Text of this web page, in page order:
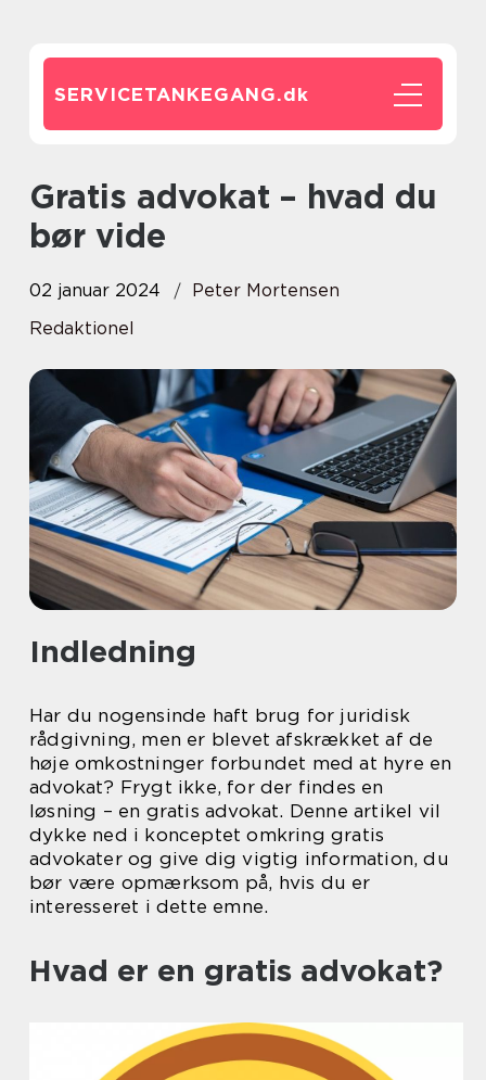
SERVICETANKEGANG.dk
Gratis advokat – hvad du
bør vide
02 januar 2024
Peter Mortensen
Redaktionel
Indledning
Har du nogensinde haft brug for juridisk
rådgivning, men er blevet afskrækket af de
høje omkostninger forbundet med at hyre en
advokat? Frygt ikke, for der findes en
løsning – en gratis advokat. Denne artikel vil
dykke ned i konceptet omkring gratis
advokater og give dig vigtig information, du
bør være opmærksom på, hvis du er
interesseret i dette emne.
Hvad er en gratis advokat?